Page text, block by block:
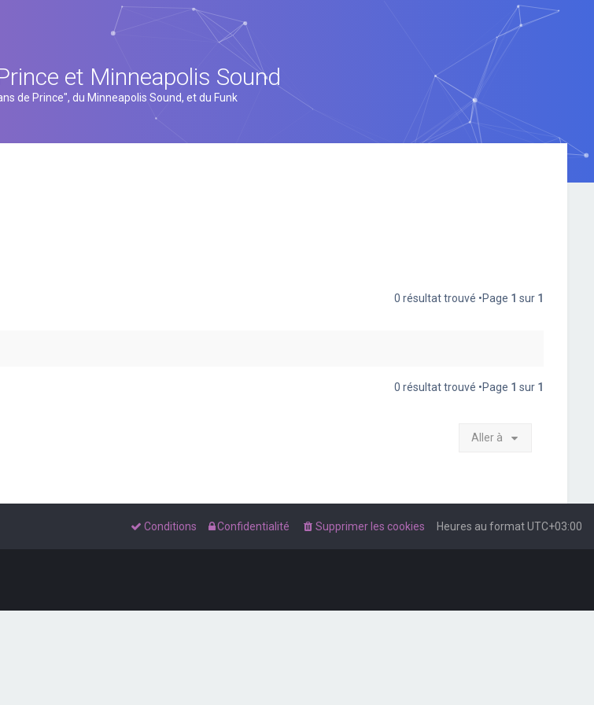
et Minneapolis Sound
de Prince", du Minneapolis Sound, et du Funk
0 résultat trouvé •Page 1 sur 1
0 résultat trouvé •Page 1 sur 1
Aller à
Heures au formatUTC+03:00
Supprimer les cookies
Confidentialité
Conditions